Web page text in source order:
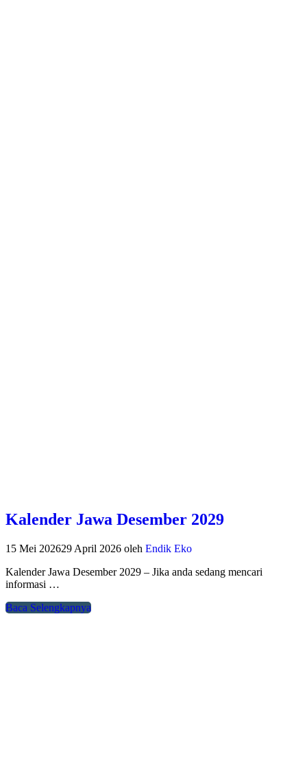
Kalender Jawa Desember 2029
15 Mei 202629 April 2026 oleh Endik Eko
Kalender Jawa Desember 2029 – Jika anda sedang mencari
informasi …
Baca Selengkapnya